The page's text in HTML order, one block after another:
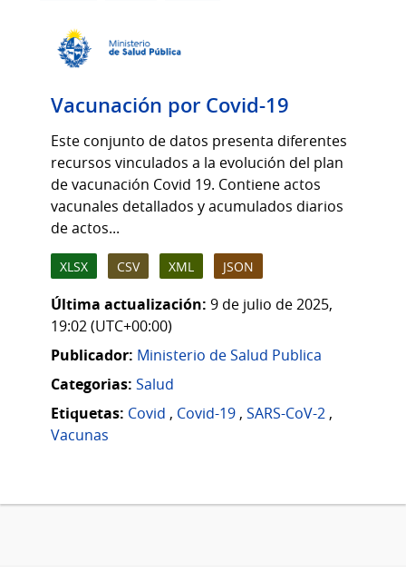
Vacunación por Covid-19
Este conjunto de datos presenta diferentes
recursos vinculados a la evolución del plan
de vacunación Covid 19. Contiene actos
vacunales detallados y acumulados diarios
de actos...
XLSX CSV XML JSON
Última actualización: 9 de julio de 2025,
19:02 (UTC+00:00)
Publicador: Ministerio de Salud Publica
Categorias: Salud
Etiquetas: Covid , Covid-19 , SARS-CoV-2 ,
Vacunas